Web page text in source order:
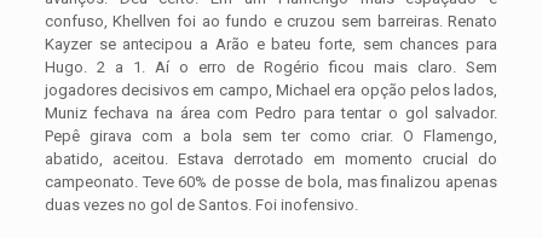
confuso, Khellven foi ao fundo e cruzou sem barreiras. Renato
Kayzer se antecipou a Arão e bateu forte, sem chances para
Hugo. 2 a 1. Aí o erro de Rogério ficou mais claro. Sem
jogadores decisivos em campo, Michael era opção pelos lados,
Muniz fechava na área com Pedro para tentar o gol salvador.
Pepê girava com a bola sem ter como criar. O Flamengo,
abatido, aceitou. Estava derrotado em momento crucial do
campeonato. Teve 60% de posse de bola, mas finalizou apenas
duas vezes no gol de Santos. Foi inofensivo.